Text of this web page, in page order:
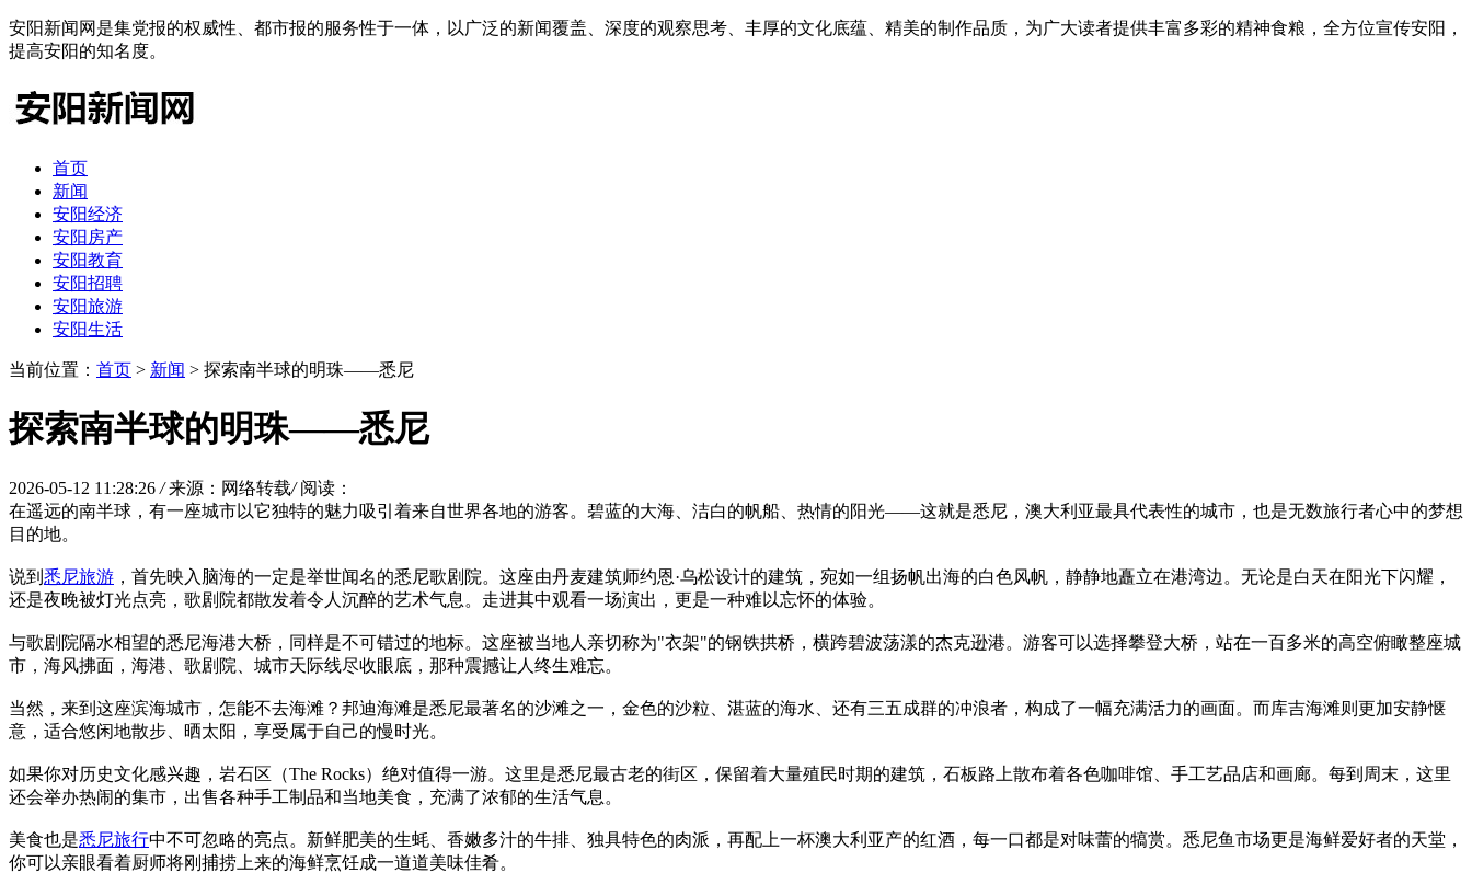
安阳新闻网是集党报的权威性、都市报的服务性于一体，以广泛的新闻覆盖、深度的观察思考、丰厚的文化底蕴、精美的制作品质，为广大读者提供丰富多彩的精神食粮，全方位宣传安阳，
提高安阳的知名度。
首页
新闻
安阳经济
安阳房产
安阳教育
安阳招聘
安阳旅游
安阳生活
当前位置： 首页 > 新闻 > 探索南半球的明珠——悉尼
探索南半球的明珠——悉尼
2026-05-12 11:28:26 / 来源：网络转载/ 阅读：
在遥远的南半球，有一座城市以它独特的魅力吸引着来自世界各地的游客。碧蓝的大海、洁白的帆船、热情的阳光——这就是悉尼，澳大利亚最具代表性的城市，也是无数旅行者心中的梦想
目的地。
说到 悉尼旅游 ，首先映入脑海的一定是举世闻名的悉尼歌剧院。这座由丹麦建筑师约恩·乌松设计的建筑，宛如一组扬帆出海的白色风帆，静静地矗立在港湾边。无论是白天在阳光下闪耀，
还是夜晚被灯光点亮，歌剧院都散发着令人沉醉的艺术气息。走进其中观看一场演出，更是一种难以忘怀的体验。
与歌剧院隔水相望的悉尼海港大桥，同样是不可错过的地标。这座被当地人亲切称为"衣架"的钢铁拱桥，横跨碧波荡漾的杰克逊港。游客可以选择攀登大桥，站在一百多米的高空俯瞰整座城
市，海风拂面，海港、歌剧院、城市天际线尽收眼底，那种震撼让人终生难忘。
当然，来到这座滨海城市，怎能不去海滩？邦迪海滩是悉尼最著名的沙滩之一，金色的沙粒、湛蓝的海水、还有三五成群的冲浪者，构成了一幅充满活力的画面。而库吉海滩则更加安静惬
意，适合悠闲地散步、晒太阳，享受属于自己的慢时光。
如果你对历史文化感兴趣，岩石区（The Rocks）绝对值得一游。这里是悉尼最古老的街区，保留着大量殖民时期的建筑，石板路上散布着各色咖啡馆、手工艺品店和画廊。每到周末，这里
还会举办热闹的集市，出售各种手工制品和当地美食，充满了浓郁的生活气息。
美食也是悉尼旅行中不可忽略的亮点。新鲜肥美的生蚝、香嫩多汁的牛排、独具特色的肉派，再配上一杯澳大利亚产的红酒，每一口都是对味蕾的犒赏。悉尼鱼市场更是海鲜爱好者的天堂，
你可以亲眼看着厨师将刚捕捞上来的海鲜烹饪成一道道美味佳肴。